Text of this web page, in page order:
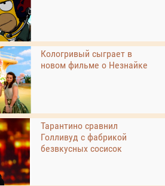
Кологривый сыграет в
новом фильме о Незнайке
Тарантино сравнил
Голливуд с фабрикой
безвкусных сосисок